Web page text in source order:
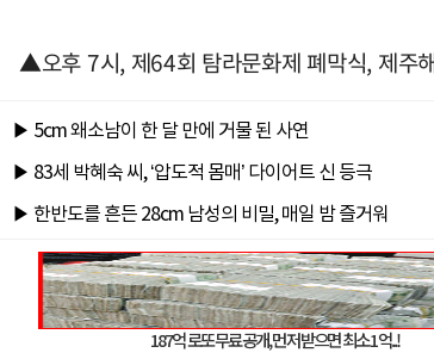
▲오후 7시, 제64회 탐라문화제 폐막식, 제주